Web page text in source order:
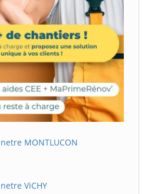
MONTLUCON
ViCHY